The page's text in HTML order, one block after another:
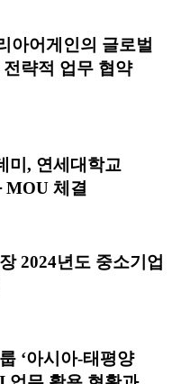
아어게인의 글로벌
략적 업무 협약
미, 연세대학교
MOU 체결
2024년도 중소기업
‘아시아-태평양